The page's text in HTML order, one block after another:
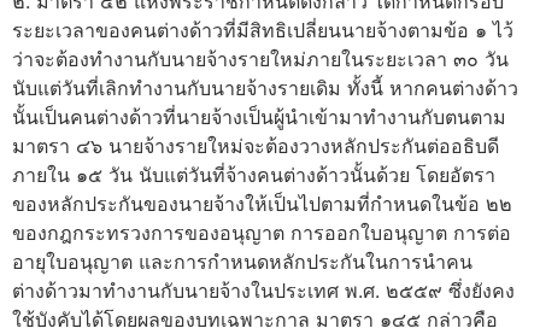
ระยะเวลาของคนต่างด้าวที่มีสิทธิเปลี่ยนนายจ้างตามข้อ ๑ ไว้
ว่าจะต้องทำงานกับนายจ้างรายใหม่ภายในระยะเวลา ๓๐ วัน
นับแต่วันที่เลิกทำงานกับนายจ้างรายเดิม ทั้งนี้ หากคนต่างด้าว
นั้นเป็นคนต่างด้าวที่นายจ้างเป็นผู้นำเข้ามาทำงานกับตนตาม
มาตรา ๔๖ นายจ้างรายใหม่จะต้องวางหลักประกันต่ออธิบดี
ภายใน ๑๕ วัน นับแต่วันที่จ้างคนต่างด้าวนั้นด้วย โดยอัตรา
ของหลักประกันของนายจ้างให้เป็นไปตามที่กำหนดในข้อ ๒๒
ของกฎกระทรวงการของอนุญาต การออกใบอนุญาต การต่อ
อายุใบอนุญาต และการกำหนดหลักประกันในการนำคน
ต่างด้าวมาทำงานกับนายจ้างในประเทศ พ.ศ. ๒๕๕๙ ซึ่งยังคง
ใช้บังคับได้โดยผลของบทเฉพาะกาล มาตรา ๑๔๕ กล่าวคือ